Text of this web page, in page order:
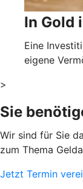
In Gold
Eine
eigene
>
Sie
Wir sind für Sie
zum Thema
Jetzt Termin